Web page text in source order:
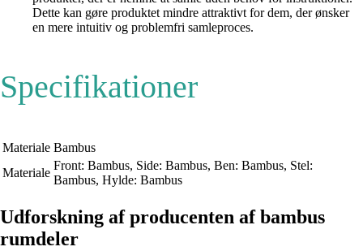
Dette kan gøre produktet mindre attraktivt for dem, der ønsker
en mere intuitiv og problemfri samleproces.
Specifikationer
Materiale Bambus
Materiale
Front: Bambus, Side: Bambus, Ben: Bambus, Stel:
Bambus, Hylde: Bambus
Udforskning af producenten af bambus
rumdeler